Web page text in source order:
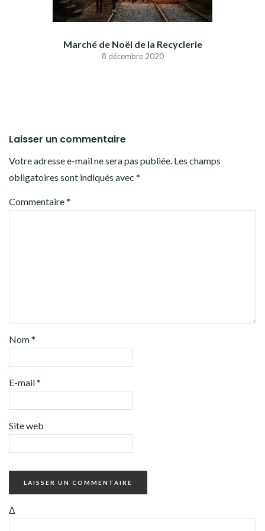
Marché de Noël de la Recyclerie
8 décembre 2020
Laisser un commentaire
Votre adresse e-mail ne sera pas publiée. Les champs
obligatoires sont indiqués avec *
Commentaire*
Nom*
E-mail*
Site web
Δ